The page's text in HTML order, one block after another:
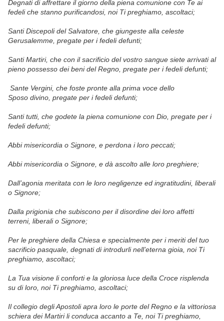
Degnati di affrettare il giorno della piena comunione con Te ai
fedeli che stanno purificandosi, noi Ti preghiamo, ascoltaci;
Santi Discepoli del Salvatore, che giungeste alla celeste
Gerusalemme, pregate per i fedeli defunti;
Santi Martiri, che con il sacrificio del vostro sangue siete arrivati al
pieno possesso dei beni del Regno, pregate per i fedeli defunti;
Sante Vergini, che foste pronte alla prima voce dello
Sposo divino, pregate per i fedeli defunti;
Santi tutti, che godete la piena comunione con Dio, pregate per i
fedeli defunti;
Abbi misericordia o Signore, e perdona i loro peccati;
Abbi misericordia o Signore, e dà ascolto alle loro preghiere;
Dall’agonia meritata con le loro negligenze ed ingratitudini, liberali
o Signore;
Dalla prigionia che subiscono per il disordine dei loro affetti
terreni, liberali o Signore;
Per le preghiere della Chiesa e specialmente per i meriti del tuo
sacrificio pasquale, degnati di introdurli nell’eterna gioia, noi Ti
preghiamo, ascoltaci;
La Tua visione li conforti e la gloriosa luce della Croce risplenda
su di loro, noi Ti preghiamo, ascoltaci;
Il collegio degli Apostoli apra loro le porte del Regno e la vittoriosa
schiera dei Martiri li conduca accanto a Te, noi Ti preghiamo,